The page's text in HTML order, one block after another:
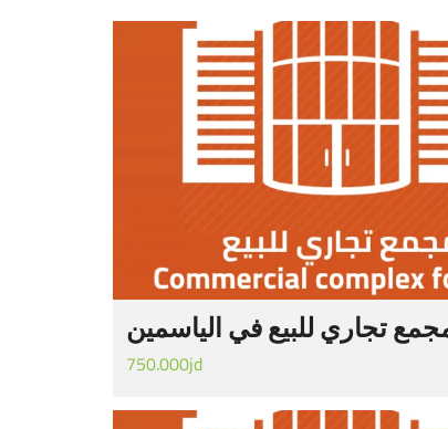
تجاري للبيع في الياسمين
750.000jd